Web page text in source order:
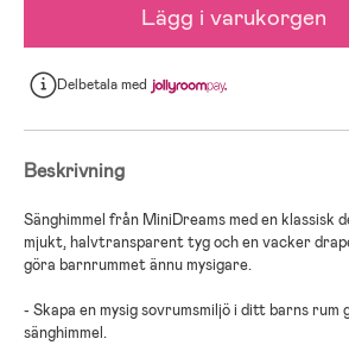
Lägg i varukorgen
Delbetalamed
Beskrivning
Sänghimmel från MiniDreams med en klassisk
mjukt, halvtransparent tyg och en vacker
göra barnrummet ännu mysigare.
- Skapa en mysig sovrumsmiljö i ditt barns rum
sänghimmel.